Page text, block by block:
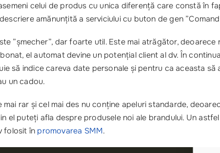
celui de produs cu unica diferență care constă în
amănunțită a serviciului cu buton de gen
”șmecher”, dar foarte util. Este mai atrăgător,
el automat devine un potențial client al dv. În
să indice careva date personale și pentru ca aceasta
un cadou.
mai rar și cel mai des nu conține apeluri standarde,
el puteți afla despre produsele noi ale brandului. Un
folosit în promovarea SMM.